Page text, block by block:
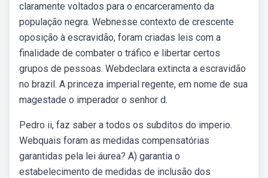
claramente voltados para o encarceramento da
população negra. Webnesse contexto de crescente
oposição à escravidão, foram criadas leis com a
finalidade de combater o tráfico e libertar certos
grupos de pessoas. Webdeclara extincta a escravidão
no brazil. A princeza imperial regente, em nome de sua
magestade o imperador o senhor d.
Pedro ii, faz saber a todos os subditos do imperio.
Webquais foram as medidas compensatórias
garantidas pela lei áurea? A) garantia o
estabelecimento de medidas de inclusão dos